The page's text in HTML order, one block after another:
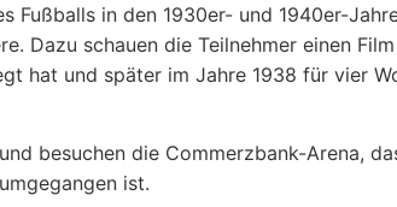
in den 1930er- und 1940er-
Dazu schauen die Teilnehmer einen
hat und später im Jahre 1938 für vier
besuchen die Commerzbank-Arena,
ist.